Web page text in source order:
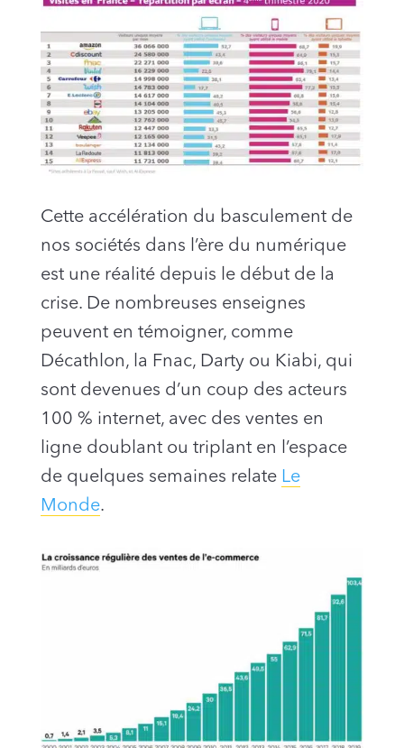
Cette accélération du basculement de
nos sociétés dans l’ère du numérique
est une réalité depuis le début de la
crise. De nombreuses enseignes
peuvent en témoigner, comme
Décathlon, la Fnac, Darty ou Kiabi, qui
sont devenues d’un coup des acteurs
100 % internet, avec des ventes en
ligne doublant ou triplant en l’espace
de quelques semaines relate Le
Monde.